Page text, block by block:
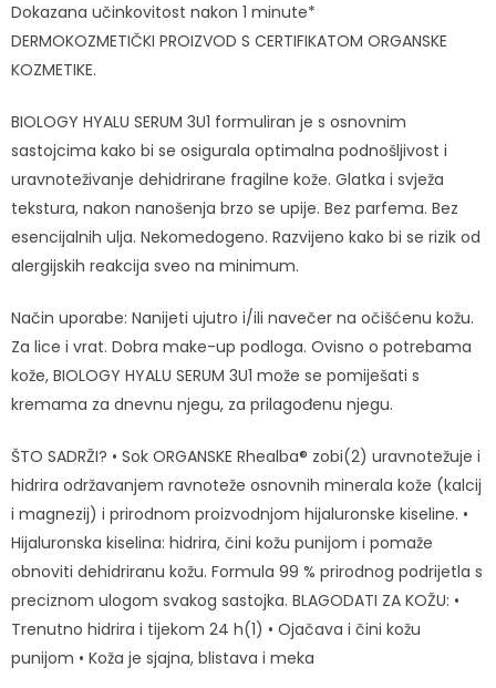
Dokazana učinkovitost nakon 1 minute*
DERMOKOZMETIČKI PROIZVOD S CERTIFIKATOM ORGANSKE
KOZMETIKE.
BIOLOGY HYALU SERUM 3U1 formuliran je s osnovnim
sastojcima kako bi se osigurala optimalna podnošljivost i
uravnoteživanje dehidrirane fragilne kože. Glatka i svježa
tekstura, nakon nanošenja brzo se upije. Bez parfema. Bez
esencijalnih ulja. Nekomedogeno. Razvijeno kako bi se rizik od
alergijskih reakcija sveo na minimum.
Način uporabe: Nanijeti ujutro i/ili navečer na očišćenu kožu.
Za lice i vrat. Dobra make-up podloga. Ovisno o potrebama
kože, BIOLOGY HYALU SERUM 3U1 može se pomiješati s
kremama za dnevnu njegu, za prilagođenu njegu.
ŠTO SADRŽI? • Sok ORGANSKE Rhealba® zobi(2) uravnotežuje i
hidrira održavanjem ravnoteže osnovnih minerala kože (kalcij
i magnezij) i prirodnom proizvodnjom hijaluronske kiseline. •
Hijaluronska kiselina: hidrira, čini kožu punijom i pomaže
obnoviti dehidriranu kožu. Formula 99 % prirodnog podrijetla s
preciznom ulogom svakog sastojka. BLAGODATI ZA KOŽU: •
Trenutno hidrira i tijekom 24 h(1) • Ojačava i čini kožu
punijom • Koža je sjajna, blistava i meka